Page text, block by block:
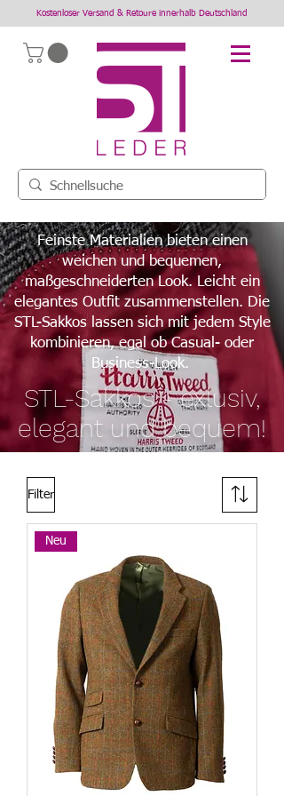
Kostenloser Versand & Retoure innerhalb Deutschland
Feinste Materialien bieten einen
weichen und bequemen,
maßgeschneiderten Look. Leicht ein
elegantes Outfit zusammenstellen. Die
STL-Sakkos lassen sich mit jedem Style
kombinieren, egal ob Casual- oder
Business-Look.
STL-Sakkos - exlusiv,
elegant und bequem!
Filter
Neu